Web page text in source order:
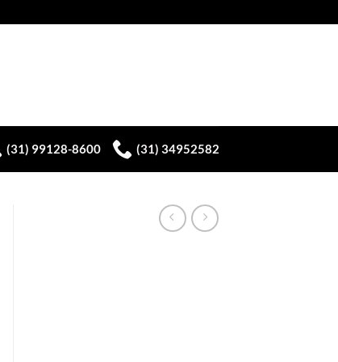
(31) 99128-8600 (31) 34952582